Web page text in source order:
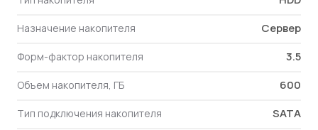
Назначение накопителя Сервер
Форм-фактор накопителя 3.5
Объем накопителя, ГБ 600
Тип подключения накопителя SATA